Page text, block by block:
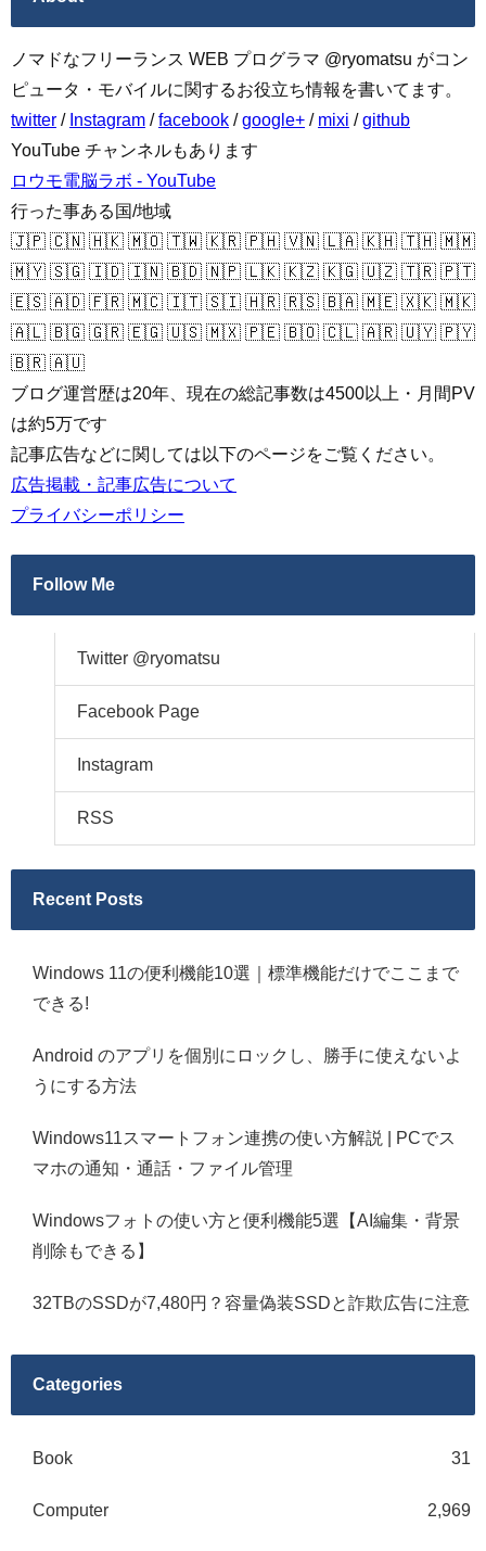
ノマドなフリーランス WEB プログラマ @ryomatsu がコン
ピュータ・モバイルに関するお役立ち情報を書いてます。
twitter / Instagram /facebook /google+ / mixi /github
YouTube チャンネルもあります
ロウモ電脳ラボ - YouTube
行った事ある国/地域
🇯🇵 🇨🇳 🇭🇰 🇲🇴 🇹🇼 🇰🇷 🇵🇭 🇻🇳 🇱🇦 🇰🇭 🇹🇭 🇲🇲
🇲🇾 🇸🇬 🇮🇩 🇮🇳 🇧🇩 🇳🇵 🇱🇰 🇰🇿 🇰🇬 🇺🇿 🇹🇷 🇵🇹
🇪🇸 🇦🇩 🇫🇷 🇲🇨 🇮🇹 🇸🇮 🇭🇷 🇷🇸 🇧🇦 🇲🇪 🇽🇰 🇲🇰
🇦🇱 🇧🇬 🇬🇷 🇪🇬 🇺🇸 🇲🇽 🇵🇪 🇧🇴 🇨🇱 🇦🇷 🇺🇾 🇵🇾
🇧🇷 🇦🇺
ブログ運営歴は20年、現在の総記事数は4500以上・月間PV
は約5万です
記事広告などに関しては以下のページをご覧ください。
広告掲載・記事広告について
プライバシーポリシー
Follow Me
Twitter @ryomatsu
Facebook Page
Instagram
RSS
Recent Posts
Windows 11の便利機能10選｜標準機能だけでここまで
できる!
Android のアプリを個別にロックし、勝手に使えないよ
うにする方法
Windows11スマートフォン連携の使い方解説 | PCでス
マホの通知・通話・ファイル管理
Windowsフォトの使い方と便利機能5選【AI編集・背景
削除もできる】
32TBのSSDが7,480円？容量偽装SSDと詐欺広告に注意
Categories
Book 31
Computer 2,969